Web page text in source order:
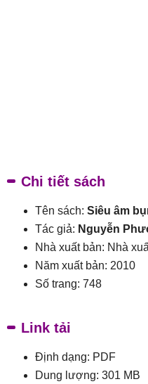
Chi tiết sách
Tên sách: Siêu âm
Tác giả: Nguyễn
Nhà xuất bản: Nhà
Năm xuất bản: 2010
Số trang: 748
Link tải
Định dạng: PDF
Dung lượng: 301 MB